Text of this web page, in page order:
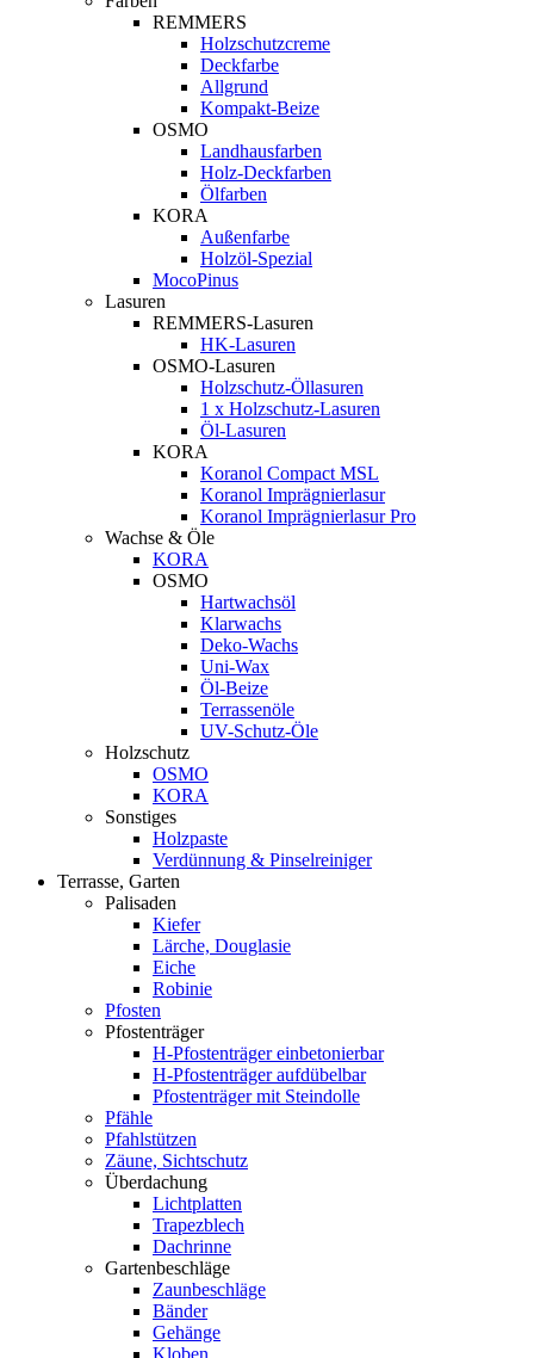
REMMERS
Holzschutzcreme
Deckfarbe
Allgrund
Kompakt-Beize
OSMO
Landhausfarben
Holz-Deckfarben
Ölfarben
KORA
Außenfarbe
Holzöl-Spezial
MocoPinus
Lasuren
REMMERS-Lasuren
HK-Lasuren
OSMO-Lasuren
Holzschutz-Öllasuren
1 x Holzschutz-Lasuren
Öl-Lasuren
KORA
Koranol Compact MSL
Koranol Imprägnierlasur
Koranol Imprägnierlasur Pro
Wachse & Öle
KORA
OSMO
Hartwachsöl
Klarwachs
Deko-Wachs
Uni-Wax
Öl-Beize
Terrassenöle
UV-Schutz-Öle
Holzschutz
OSMO
KORA
Sonstiges
Holzpaste
Verdünnung & Pinselreiniger
Terrasse, Garten
Palisaden
Kiefer
Lärche, Douglasie
Eiche
Robinie
Pfosten
Pfostenträger
H-Pfostenträger einbetonierbar
H-Pfostenträger aufdübelbar
Pfostenträger mit Steindolle
Pfähle
Pfahlstützen
Zäune, Sichtschutz
Überdachung
Lichtplatten
Trapezblech
Dachrinne
Gartenbeschläge
Zaunbeschläge
Bänder
Gehänge
Kloben